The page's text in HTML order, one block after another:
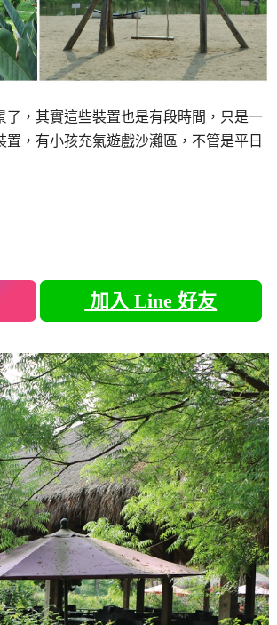
，其實這些裝置也是有段時間，只是一
，有小孩充氣遊戲沙灘區，不管是平日
加入 Line 好友